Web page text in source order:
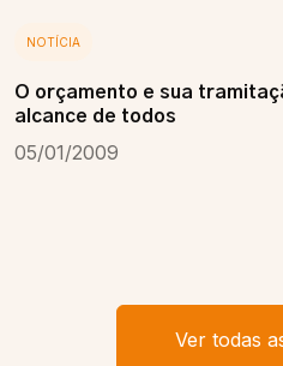
NOTÍCIA
O orçamento e sua
alcance de todos
05/01/2009
Ver todas